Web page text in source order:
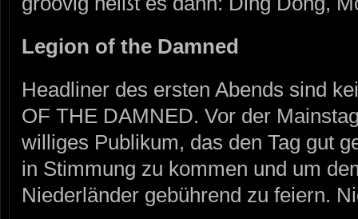
Legion of the Damned
Headliner des ersten Abends sind
OF THE DAMNED. Vor der
williges Publikum, das den Tag gut
in Stimmung zu kommen und um
Niederländer gebührend zu feiern.